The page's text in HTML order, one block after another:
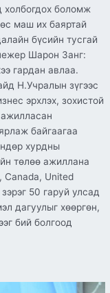
холбогдох боломж
маш их баяртай
бүсийн тусгай
Шарон Занг:
гардан авлаа.
Н.Учралын зүгээс
эрхлэх, зохистой
байгаагаа
хурдны
төлөө ажиллана
Canada, United
50 гаруй улсад
дагуулыг хөөргөн,
бий болгоод